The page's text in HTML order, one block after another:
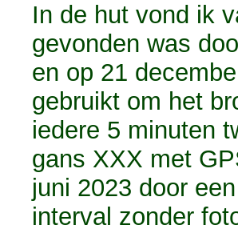
In de hut vond ik
gevonden was
en op 21
gebruikt om het
iedere 5 minuten
gans XXX met
juni 2023 door
interval zonder